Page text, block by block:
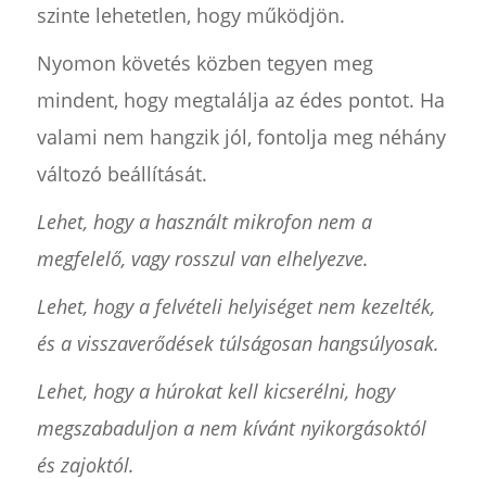
szinte lehetetlen, hogy működjön.
Nyomon követés közben tegyen meg
mindent, hogy megtalálja az édes pontot. Ha
valami nem hangzik jól, fontolja meg néhány
változó beállítását.
Lehet, hogy a használt mikrofon nem a
megfelelő, vagy rosszul van elhelyezve.
Lehet, hogy a felvételi helyiséget nem kezelték,
és a visszaverődések túlságosan hangsúlyosak.
Lehet, hogy a húrokat kell kicserélni, hogy
megszabaduljon a nem kívánt nyikorgásoktól
és zajoktól.